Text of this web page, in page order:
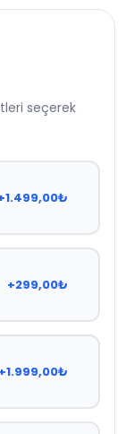
seçerek
1.499,00₺
+299,00₺
+1.999,00₺